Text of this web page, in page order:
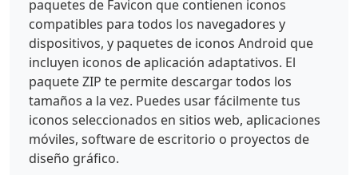
paquetes de Favicon que contienen iconos
compatibles para todos los navegadores y
dispositivos, y paquetes de iconos Android que
incluyen iconos de aplicación adaptativos. El
paquete ZIP te permite descargar todos los
tamaños a la vez. Puedes usar fácilmente tus
iconos seleccionados en sitios web, aplicaciones
móviles, software de escritorio o proyectos de
diseño gráfico.